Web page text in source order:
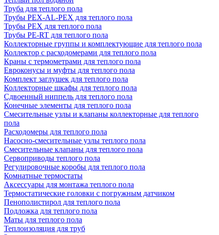
Труба для теплого пола
Трубы PEX-AL-PEX для теплого пола
Трубы PEX для теплого пола
Трубы PE-RT для теплого пола
Коллекторные группы и комплектующие для теплого пола
Коллектор с расходомерами для теплого пола
Краны с термометрами для теплого пола
Евроконусы и муфты для теплого пола
Комплект заглушек для теплого пола
Коллекторные шкафы для теплого пола
Сдвоенный ниппель для теплого пола
Конечные элементы для теплого пола
Смесительные узлы и клапаны коллекторные для теплого
пола
Расходомеры для теплого пола
Насосно-смесительные узлы теплого пола
Смесительные клапаны для теплого пола
Сервоприводы теплого пола
Регулировочные коробы для теплого пола
Комнатные термостаты
Аксессуары для монтажа теплого пола
Термостатические головки с погружным датчиком
Пенополистирол для теплого пола
Подложка для теплого пола
Маты для теплого пола
Теплоизоляция для труб